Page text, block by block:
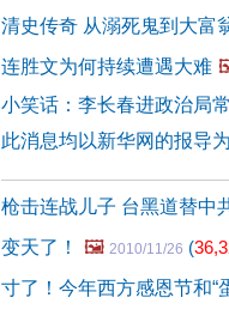
清史传奇 从溺死鬼到大富
连胜文为何持续遭遇大难
小笑话：李长春进政治局
此消息均以新华网的报导
枪击连战儿子 台黑道替中
变天了！
🖼️ 2010/11/26 (
寸了！今年西方感恩节和“